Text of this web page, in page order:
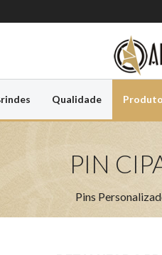
Qualidade
PIN
Pins